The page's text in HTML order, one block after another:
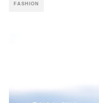
FASHION